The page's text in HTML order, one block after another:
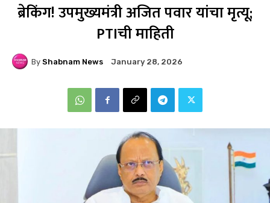
ब्रेकिंग! उपमुख्यमंत्री अजित पवार यांचा मृत्यू;
PTIची माहिती
By Shabnam News January 28, 2026